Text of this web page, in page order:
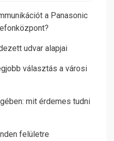
a Panasonic
udvar alapjai
választás a városi
mit érdemes tudni
felületre